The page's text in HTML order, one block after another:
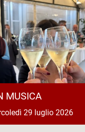
MUSICA
29 luglio 2026